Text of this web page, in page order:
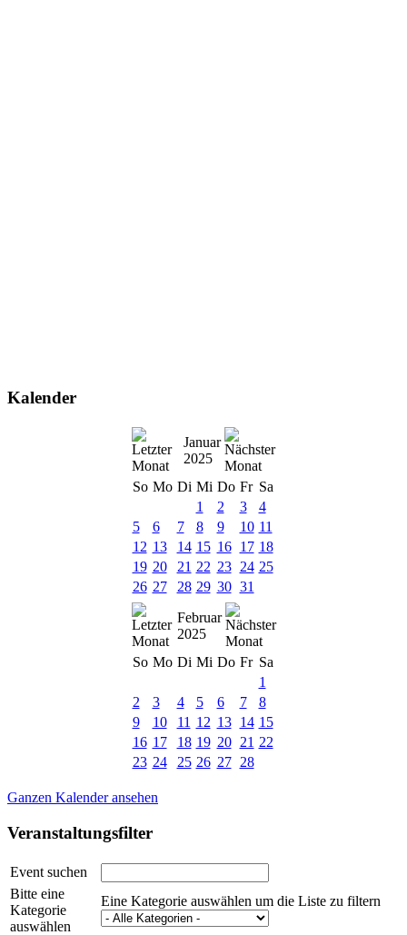
Kalender
Januar
2025
So Mo Di Mi Do Fr Sa
1
2 3
4
5
6 7 8 9 10 11
12 13 14 15 16 17 18
19 20 21 22 23 24 25
26 27 28 29 30 31
Februar
2025
So Mo Di Mi Do Fr Sa
1
2
3 4 5 6 7
8
9
10 11 12 13 14 15
16 17 18 19 20 21 22
23 24 25 26 27 28
Ganzen Kalender ansehen
Veranstaltungsfilter
Event suchen
Bitte eine
Kategorie
auswählen
Eine Kategorie auswählen um die Liste zu filtern